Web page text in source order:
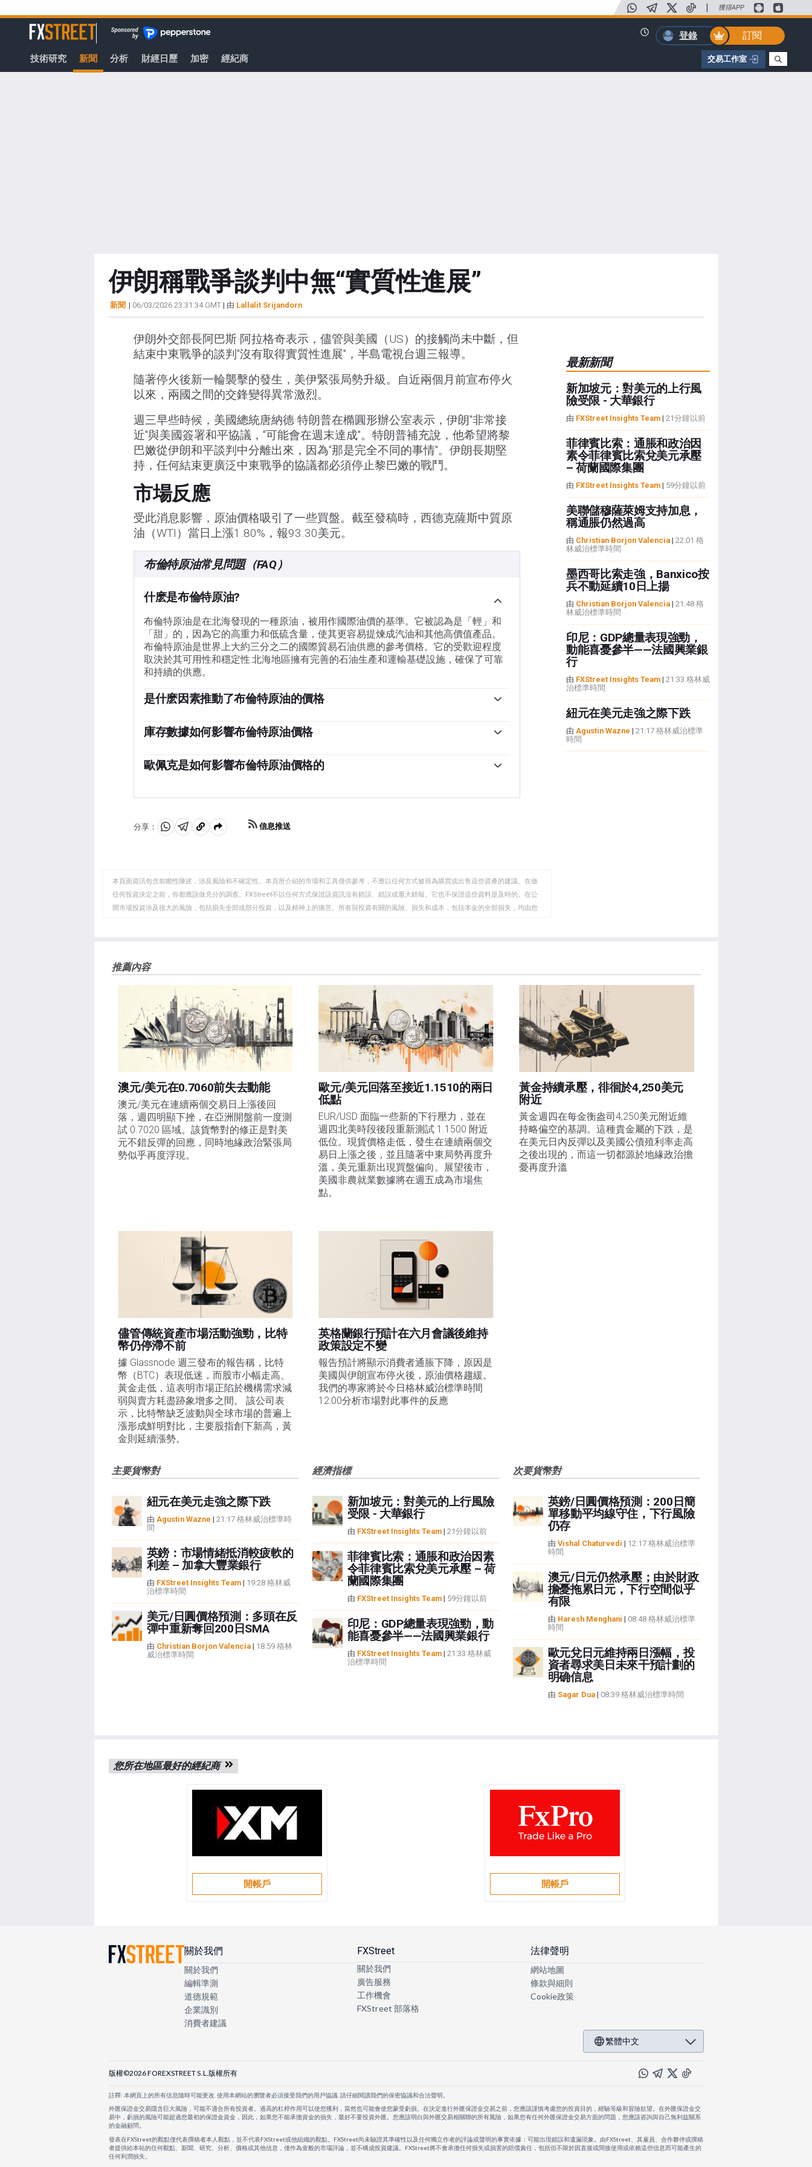
至
容
| 獲得APP
FXStreet
登錄
訂閱
技術研究 新聞 分析 財經日歷 加密 經紀商 交易工作室
伊朗稱戰爭談判中無“實質性進展”
新聞 | 06/03/2026 23:31:34 GMT| 由 Lallalit Srijandorn
伊朗外交部長阿巴斯·阿拉格奇表示，儘管與美國（US）的接觸尚未中斷，但
結束中東戰爭的談判"沒有取得實質性進展"，半島電視台週三報導。
隨著停火後新一輪襲擊的發生，美伊緊張局勢升級。自近兩個月前宣布停火
以來，兩國之間的交鋒變得異常激烈。
週三早些時候，美國總統唐納德·特朗普在橢圓形辦公室表示，伊朗"非常接
近"與美國簽署和平協議，"可能會在週末達成"。特朗普補充說，他希望將黎
巴嫩從伊朗和平談判中分離出來，因為"那是完全不同的事情"。伊朗長期堅
持，任何結束更廣泛中東戰爭的協議都必須停止黎巴嫩的戰鬥。
市場反應
受此消息影響，原油價格吸引了一些買盤。截至發稿時，西德克薩斯中質原
油（WTI）當日上漲1.80%，報93.30美元。
布倫特原油常見問題（FAQ）
什麽是布倫特原油?
布倫特原油是在北海發現的一種原油，被用作國際油價的基準。它被認為是「輕」和
「甜」的，因為它的高重力和低硫含量，使其更容易提煉成汽油和其他高價值產品。
布倫特原油是世界上大約三分之二的國際貿易石油供應的參考價格。它的受歡迎程度
取決於其可用性和穩定性:北海地區擁有完善的石油生產和運輸基礎設施，確保了可靠
和持續的供應。
是什麽因素推動了布倫特原油的價格
需求增長的驅動力，反之亦然，導致全球增長疲軟。政治不穩定、戰爭和製裁可能會
個關鍵驅動因素。美元的價值影響布倫特原油的價格，因為石油主要以美元交易，因
此美元走弱可以使石油更便宜，反之亦然。
庫存數據如何影響布倫特原油價格
格。庫存的變化反映了供需的波動。如果數據顯示庫存下降，則可能表明需求增加，
差在1%以內。環境影響評估的數據被認為更可靠，因為它是一個政府機構。
歐佩克是如何影響布倫特原油價格的
定成員國的生產配額。他們的決定經常影響布倫特原油價格。當歐佩克決定降低配額
「OPEC+」指的是一個擴大後的組織，新增了10個非OPEC成員國，其中最引人註目的
是俄羅斯。
分享：
分
WhatsApp
分
Telegram
複
剪
貼
板
信息推送
本頁面資訊包含前瞻性陳述，涉及風險和不確定性。本頁所介紹的市場和工具僅供參考，不應以任何方式被視為購買或出售這些資產的建議。在做
任何投資決定之前，你都應該做充分的調查。FXStreet不以任何方式保證該資訊沒有錯誤、錯誤或重大錯報。它也不保證這些資料是及時的。在公
開市場投資涉及很大的風險，包括損失全部或部分投資，以及精神上的痛苦。所有與投資有關的風險、損失和成本，包括本金的全部損失，均由您
FXStreet和作者不提供個性化的建議。作者對該資訊的準確性、完整性或適用性不作任何陳述。FXStreet和作者將不承擔任何錯誤，遺漏或任何損
失，傷害或損害由此資訊及其顯示或使用引起的。錯誤和遺漏除外。本文作者和FXStreet並非註冊投資顧問，本文內容無意提供任何投資建議。
最新新聞
新加坡元：對美元的上行風
險受限 - 大華銀行
由 FXStreet Insights Team| 21分鐘以前
菲律賓比索：通脹和政治因
素令菲律賓比索兌美元承壓
– 荷蘭國際集團
由 FXStreet Insights Team| 59分鐘以前
美聯儲穆薩萊姆支持加息，
稱通脹仍然過高
由 Christian Borjon Valencia| 22:01 格
林威治標準時間
墨西哥比索走強，Banxico按
兵不動延續10日上揚
由 Christian Borjon Valencia| 21:48 格
林威治標準時間
印尼：GDP總量表現強勁，
動能喜憂參半——法國興業銀
行
由 FXStreet Insights Team| 21:33 格林威
治標準時間
紐元在美元走強之際下跌
由 Agustin Wazne | 21:17 格林威治標準
時間
推薦內容
澳元/美元在0.7060前失去動能
澳元/美元在連續兩個交易日上漲後回
落，週四明顯下挫，在亞洲開盤前一度測
試 0.7020 區域。該貨幣對的修正是對美
元不錯反彈的回應，同時地緣政治緊張局
勢似乎再度浮現。
歐元/美元回落至接近1.1510的兩日
低點
EUR/USD 面臨一些新的下行壓力，並在
週四北美時段後段重新測試 1.1500 附近
低位。現貨價格走低，發生在連續兩個交
易日上漲之後，並且隨著中東局勢再度升
溫，美元重新出現買盤偏向。展望後市，
美國非農就業數據將在週五成為市場焦
點。
黃金持續承壓，徘徊於4,250美元
附近
黃金週四在每金衡盎司4,250美元附近維
持略偏空的基調。這種貴金屬的下跌，是
在美元日內反彈以及美國公債殖利率走高
之後出現的，而這一切都源於地緣政治擔
憂再度升溫
儘管傳統資產市場活動強勁，比特
幣仍停滯不前
據 Glassnode 週三發布的報告稱，比特
幣（BTC）表現低迷，而股市小幅走高、
黃金走低，這表明市場正陷於機構需求減
弱與賣方耗盡跡象增多之間。 該公司表
示，比特幣缺乏波動與全球市場的普遍上
漲形成鮮明對比，主要股指創下新高，黃
金則延續漲勢。
英格蘭銀行預計在六月會議後維持
政策設定不變
報告預計將顯示消費者通脹下降，原因是
美國與伊朗宣布停火後，原油價格趨緩。
我們的專家將於今日格林威治標準時間
12:00分析市場對此事件的反應
主要貨幣對
紐元在美元走強之際下跌
由 Agustin Wazne | 21:17 格林威治標準時
間
英鎊：市場情緒抵消較疲軟的
利差 – 加拿大豐業銀行
由 FXStreet Insights Team| 19:28 格林威
治標準時間
美元/日圓價格預測：多頭在反
彈中重新奪回200日SMA
由 Christian Borjon Valencia| 18:59 格林
威治標準時間
經濟指標
新加坡元：對美元的上行風險
受限 - 大華銀行
由 FXStreet Insights Team| 21分鐘以前
菲律賓比索：通脹和政治因素
令菲律賓比索兌美元承壓 – 荷
蘭國際集團
由 FXStreet Insights Team| 59分鐘以前
印尼：GDP總量表現強勁，動
能喜憂參半——法國興業銀行
由 FXStreet Insights Team| 21:33 格林威
治標準時間
次要貨幣對
英鎊/日圓價格預測：200日簡
單移動平均線守住，下行風險
仍存
由 Vishal Chaturvedi | 12:17 格林威治標準
時間
澳元/日元仍然承壓；由於財政
擔憂拖累日元，下行空間似乎
有限
由 Haresh Menghani | 08:48 格林威治標準
時間
歐元兌日元維持兩日漲幅，投
資者尋求美日未來干預計劃的
明确信息
由 Sagar Dua| 08:39 格林威治標準時間
您所在地區最好的經紀商
開帳戶 開帳戶
關於我們
關於我們
編輯準測
道德規範
企業識別
消費者建議
FXStreet
關於我們
廣告服務
工作機會
FXStreet 部落格
法律聲明
網站地圖
條款與細則
Cookie政策
繁體中文
版權©2026 FOREXSTREET S.L.版權所有
註釋: 本網頁上的所有信息隨時可能更改. 使用本網站的瀏覽者必須接受我們的用戶協議. 請仔細閱讀我們的保密協議和合法聲明。
外匯保證金交易隱含巨大風險，可能不適合所有投資者。過高的杠桿作用可以使您獲利，當然也可能會使您蒙受虧損。在決定進行外匯保證金交易之前，您應該謹慎考慮您的投資目的，經驗等級和冒險欲望。在外匯保證金交
易中，虧損的風險可能超過您最初的保證金資金，因此，如果您不能承擔資金的損失，最好不要投資外匯。您應該明白與外匯交易相關聯的所有風險，如果您有任何外匯保證金交易方面的問題，您應該咨詢與自己無利益關系
的金融顧問。
發表在FXStreet的觀點僅代表撰稿者本人觀點，並不代表FXStreet或他組織的觀點。FXStreet尚未驗證其準確性以及任何獨立作者的評論或聲明的事實依據：可能出現錯誤和遺漏現象。由FXStreet、其雇員、合作夥伴或撰稿
者提供給本站的任何觀點、新聞、研究、分析、價格或其他信息，僅作為壹般的市場評論，並不構成投資建議。FXStreet將不會承擔任何損失或損害的賠償責任，包括但不限於因直接或間接使用或依賴這些信息而可能產生的
任何利潤損失。